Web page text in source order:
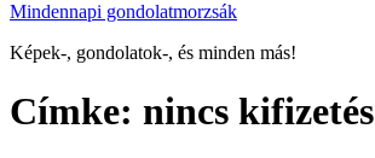
Mindennapi gondolatmorzsák
Képek-, gondolatok-, és minden más!
Címke: nincs kifizetés